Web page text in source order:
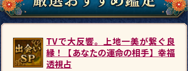
TVで大反響。上地一美が繋ぐ良
縁！【あなたの運命の相手】幸福
透視占